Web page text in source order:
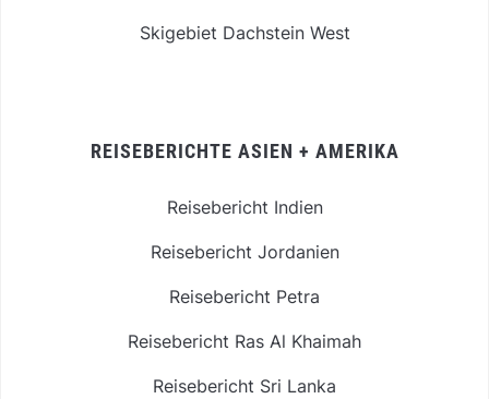
Skigebiet Dachstein West
REISEBERICHTE ASIEN + AMERIKA
Reisebericht Indien
Reisebericht Jordanien
Reisebericht Petra
Reisebericht Ras Al Khaimah
Reisebericht Sri Lanka